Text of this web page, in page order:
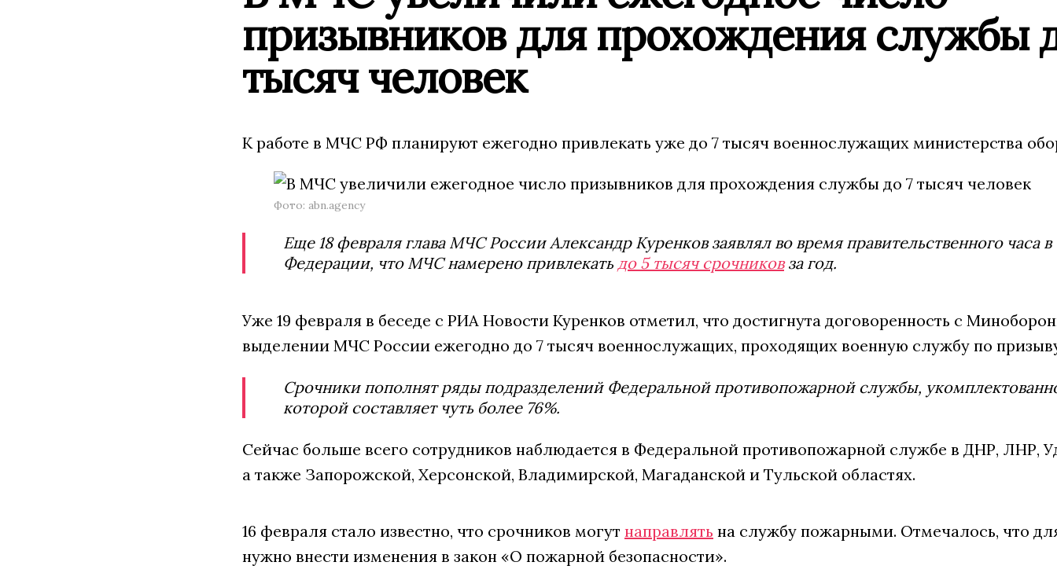
призывников для прохождения службы
тысяч человек
К работе в МЧС РФ планируют ежегодно привлекать уже до 7 тысяч военнослужащих министерства
Фото: abn.agency
Еще 18 февраля глава МЧС России Александр Куренков заявлял во время правительственного часа в
Федерации, что МЧС намерено привлекать до 5 тысяч срочниковза год.
Уже 19 февраля в беседе с РИА Новости Куренков отметил, что достигнута договоренность с
выделении МЧС России ежегодно до 7 тысяч военнослужащих, проходящих военную службу по
Срочники пополнят ряды подразделений Федеральной противопожарной службы,
которой составляет чуть более 76%.
Сейчас больше всего сотрудников наблюдается в Федеральной противопожарной службе в ДНР, ЛНР,
а также Запорожской, Херсонской, Владимирской, Магаданской и Тульской областях.
16 февраля стало известно, что срочников могут направлять на службу пожарными. Отмечалось, что
нужно внести изменения в закон «О пожарной безопасности».